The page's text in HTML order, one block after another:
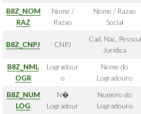
B8Z_NOM
RAZ
Nome /
Razao
Nome / Razao
Social
B8Z_CNPJ CNPJ
Cad. Nac. Pessoa
Juridica
B8Z_NML
OGR
Logradour
o
Nome do
Logradouro
B8Z_NUM
LOG
N�
Logradour
Numero do
Logradouro